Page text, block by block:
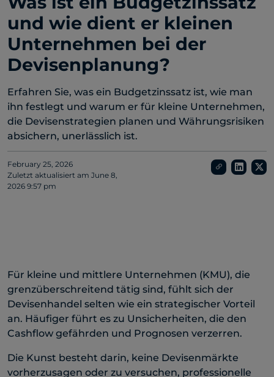
und wie dient er kleinen
Unternehmen bei der
Devisenplanung?
Erfahren Sie, was ein Budgetzinssatz ist, wie man
ihn festlegt und warum er für kleine Unternehmen,
die Devisenstrategien planen und Währungsrisiken
absichern, unerlässlich ist.
February 25, 2026
Zuletzt aktualisiert am June 8,
2026 9:57 pm
Für kleine und mittlere Unternehmen (KMU), die
grenzüberschreitend tätig sind, fühlt sich der
Devisenhandel selten wie ein strategischer Vorteil
an. Häufiger führt es zu Unsicherheiten, die den
Cashflow gefährden und Prognosen verzerren.
Die Kunst besteht darin, keine Devisenmärkte
vorherzusagen oder zu versuchen, professionelle